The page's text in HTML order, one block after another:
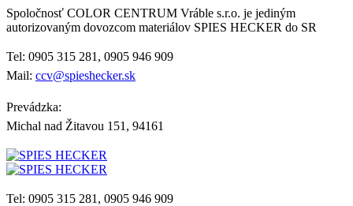
Spoločnosť COLOR CENTRUM Vráble s.r.o. je jediným
autorizovaným dovozcom materiálov SPIES HECKER do SR
Tel: 0905 315 281, 0905 946 909
Mail: ccv@spieshecker.sk
Prevádzka:
Michal nad Žitavou 151, 94161
Tel: 0905 315 281, 0905 946 909